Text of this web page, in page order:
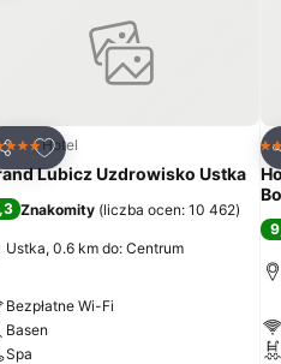
Udostępnij
Dodaj do ulubionych
Hotel
Lubicz Uzdrowisko Ustka
Znakomity (liczba ocen: 10 462)
Ustka, 0.6 km do: Centrum
Bezpłatne Wi-Fi
Basen
Spa
4